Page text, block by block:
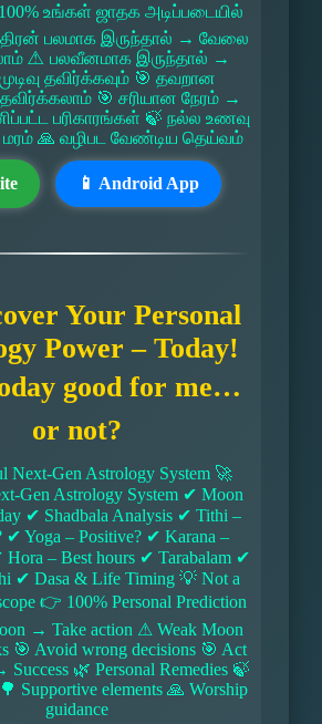
உங்கள் ஜாதக அடிப்படையில்
பலமாக இருந்தால் → வேலை
⚠ பலவீனமாக இருந்தால் →
தவிர்க்கவும் 🎯 தவறான
தவிர்க்கலாம் 🎯 சரியான நேரம் →
பரிகாரங்கள் 🍃 நல்ல உணவு
மரம் 🙏 வழிபட வேண்டிய தெய்வம்
📱 Android App
Your Personal
Power – Today!
good for me…
or not?
Next-Gen Astrology System 🚀
Gen Astrology System ✔ Moon
✔ Shadbala Analysis ✔ Tithi –
✔ Yoga – Positive? ✔ Karana –
Hora – Best hours ✔ Tarabalam ✔
✔ Dasa & Life Timing 💡 Not a
👉 100% Personal Prediction
→ Take action ⚠ Weak Moon
🎯 Avoid wrong decisions 🎯 Act
🌿 Personal Remedies 🍃
Supportive elements 🙏 Worship
guidance